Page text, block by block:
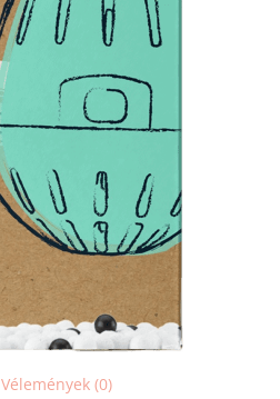
Vélemények (0)